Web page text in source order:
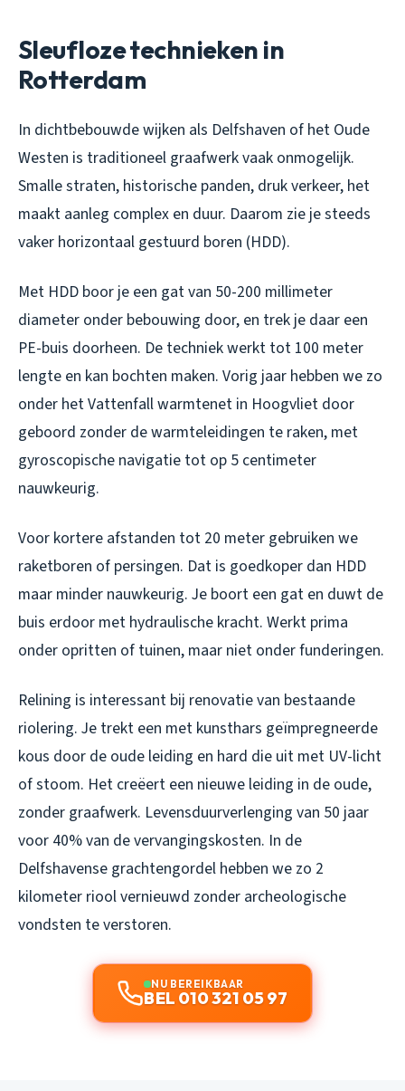
Sleufloze technieken in
Rotterdam
In dichtbebouwde wijken als Delfshaven of het Oude
Westen is traditioneel graafwerk vaak onmogelijk.
Smalle straten, historische panden, druk verkeer, het
maakt aanleg complex en duur. Daarom zie je steeds
vaker horizontaal gestuurd boren (HDD).
Met HDD boor je een gat van 50-200 millimeter
diameter onder bebouwing door, en trek je daar een
PE-buis doorheen. De techniek werkt tot 100 meter
lengte en kan bochten maken. Vorig jaar hebben we zo
onder het Vattenfall warmtenet in Hoogvliet door
geboord zonder de warmteleidingen te raken, met
gyroscopische navigatie tot op 5 centimeter
nauwkeurig.
Voor kortere afstanden tot 20 meter gebruiken we
raketboren of persingen. Dat is goedkoper dan HDD
maar minder nauwkeurig. Je boort een gat en duwt de
buis erdoor met hydraulische kracht. Werkt prima
onder opritten of tuinen, maar niet onder funderingen.
Relining is interessant bij renovatie van bestaande
riolering. Je trekt een met kunsthars geïmpregneerde
kous door de oude leiding en hard die uit met UV-licht
of stoom. Het creëert een nieuwe leiding in de oude,
zonder graafwerk. Levensduurverlenging van 50 jaar
voor 40% van de vervangingskosten. In de
Delfshavense grachtengordel hebben we zo 2
kilometer riool vernieuwd zonder archeologische
vondsten te verstoren.
NU BEREIKBAAR
BEL 010 321 05 97